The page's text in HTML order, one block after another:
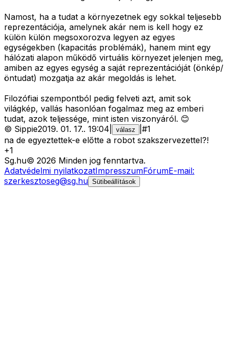
Namost, ha a tudat a környezetnek egy sokkal teljesebb
reprezentációja, amelynek akár nem is kell hogy ez
külön külön megsoxorozva legyen az egyes
egységekben (kapacitás problémák), hanem mint egy
hálózati alapon működő virtuális környezet jelenjen meg,
amiben az egyes egység a saját reprezentációját (önkép/
öntudat) mozgatja az akár megoldás is lehet.
Filozófiai szempontból pedig felveti azt, amit sok
világkép, vallás hasonlóan fogalmaz meg az emberi
tudat, azok teljessége, mint isten viszonyáról. 😊
© Sippie2019. 01. 17.. 19:04 válasz #1
na de egyeztettek-e előtte a robot szakszervezettel?!
+1
Sg.hu© 2026 Minden jog fenntartva.
Adatvédelmi nyilatkozatImpresszumFórumE-mail:
szerkesztoseg@sg.hu Sütibeállítások